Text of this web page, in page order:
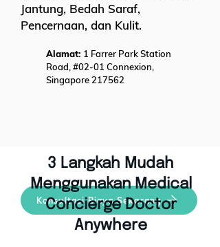
Jantung, Bedah Saraf,
Pencernaan, dan Kulit.
Alamat: 1 Farrer Park Station
Road, #02-01 Connexion,
Singapore 217562
Konsultasi Biaya Sekarang
3 Langkah Mudah
Menggunakan Medical
Concierge Doctor
Anywhere